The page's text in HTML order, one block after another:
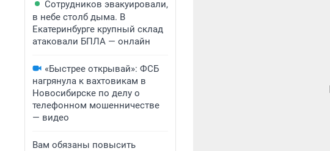
Сотрудников эвакуировали,
в небе столб дыма. В
Екатеринбурге крупный склад
атаковали БПЛА — онлайн
«Быстрее открывай»: ФСБ
нагрянула к вахтовикам в
Новосибирске по делу о
телефонном мошенничестве
— видео
Вам обязаны повысить